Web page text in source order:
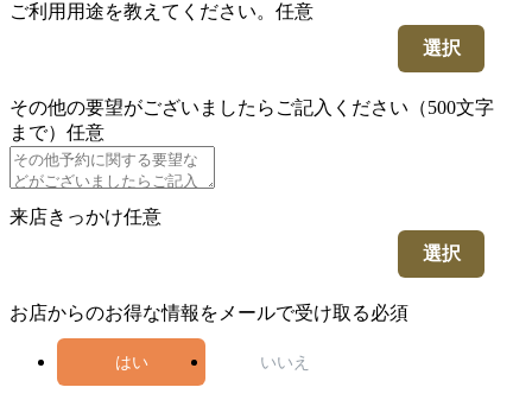
ご利用用途を教えてください。 任意
選択
その他の要望がございましたらご記入ください（500文字
まで） 任意
来店きっかけ任意
選択
お店からのお得な情報をメールで受け取る必須
はい いいえ